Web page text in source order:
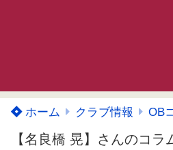
ホーム クラブ情報 OB
【名良橋 晃】さんのコラ